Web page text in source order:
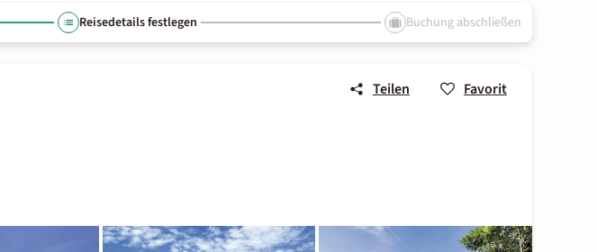
Reisedetails festlegen Buchung abschließen
Teilen Favorit